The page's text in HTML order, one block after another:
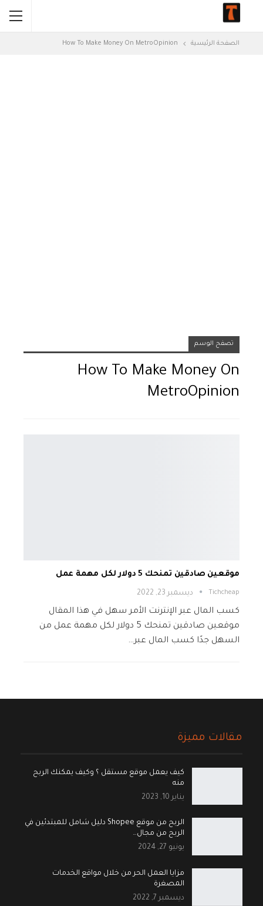
الصفحة الرئيسية How To Make Money On MetroOpinion
تصفح الوسم
How To Make Money On
MetroOpinion
موقعين صادقين تمنحك 5 دولار لكل مهمة عمل
Tichcheap ديسمبر 23, 2022
كسب المال عبر الإنترنت الأمر سهل في هذا المقال
موقعين صادقين تمنحك 5 دولار لكل مهمة عمل من
السهل جدًا كسب المال عبر…
مقالات مميزة
كيف يعمل موقع مستقل ؟ وكيف يمكنك الربح
منه
يناير 10, 2023
الربح من موقع Shopee دليل شامل للمبتدئين في
الربح من مجال…
يونيو 27, 2024
مزايا العمل الحر من خلال مواقع الخدمات
المصغرة
ديسمبر 7, 2022